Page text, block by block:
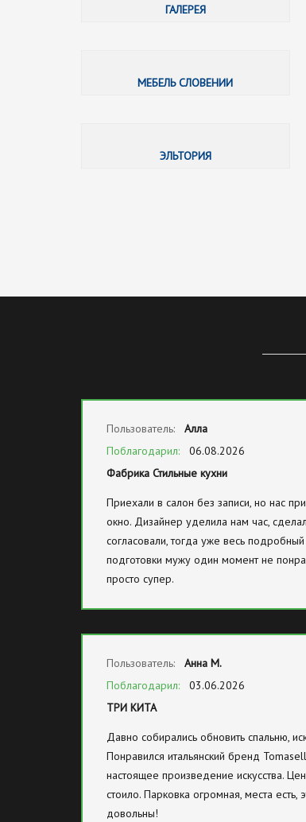
ГАЛЕРЕЯ
МЕБЕЛЬ СЛОВЕНИИ
ЭЛЬТОРИЯ
Пользователь:
Алла
Поблагодарил:
06.08.2026
Фабрика Стильные кухни
Приехали в салон без записи, но нас
окно. Дизайнер уделила нам час,
согласовали, тогда уже весь
подготовки мужу один момент не
просто супер.
Пользователь:
Анна М.
Поблагодарил:
03.06.2026
ТРИ КИТА
Давно собирались обновить спальню,
Понравился итальянский бренд
настоящее произведение искусства.
стоило. Парковка огромная, места
довольны!